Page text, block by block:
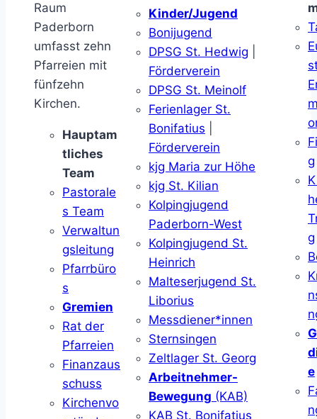
Raum
Paderborn
umfasst zehn
Pfarreien mit
fünfzehn
Kirchen.
Hauptam
tliches
Team
Pastorale
s Team
Verwaltun
gsleitung
Pfarrbüro
s
Gremien
Rat der
Pfarreien
Finanzaus
schuss
Kirchenvo
Kinder/Jugend
Bonijugend
DPSG St. Hedwig
Förderverein
DPSG St. Meinolf
Ferienlager St.
Bonifatius
Förderverein
kjg Maria zur Höhe
kjg St. Kilian
Kolpingjugend
Paderborn-West
Kolpingjugend St.
Heinrich
Malteserjugend St.
Liborius
Messdiener*innen
Sternsingen
Zeltlager St. Georg
Arbeitnehmer-
Bewegung (KAB)
KAB St. Bonifatius
g
g
e